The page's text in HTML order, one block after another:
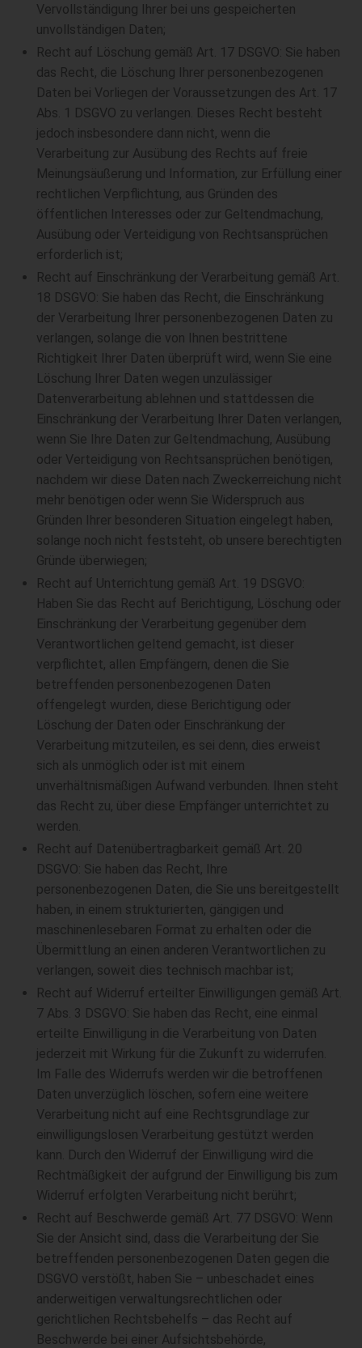
Vervollständigung Ihrer bei uns gespeicherten
unvollständigen Daten;
Recht auf Löschung gemäß Art. 17 DSGVO: Sie haben
das Recht, die Löschung Ihrer personenbezogenen
Daten bei Vorliegen der Voraussetzungen des Art. 17
Abs. 1 DSGVO zu verlangen. Dieses Recht besteht
jedoch insbesondere dann nicht, wenn die
Verarbeitung zur Ausübung des Rechts auf freie
Meinungsäußerung und Information, zur Erfüllung einer
rechtlichen Verpflichtung, aus Gründen des
öffentlichen Interesses oder zur Geltendmachung,
Ausübung oder Verteidigung von Rechtsansprüchen
erforderlich ist;
Recht auf Einschränkung der Verarbeitung gemäß Art.
18 DSGVO: Sie haben das Recht, die Einschränkung
der Verarbeitung Ihrer personenbezogenen Daten zu
verlangen, solange die von Ihnen bestrittene
Richtigkeit Ihrer Daten überprüft wird, wenn Sie eine
Löschung Ihrer Daten wegen unzulässiger
Datenverarbeitung ablehnen und stattdessen die
Einschränkung der Verarbeitung Ihrer Daten verlangen,
wenn Sie Ihre Daten zur Geltendmachung, Ausübung
oder Verteidigung von Rechtsansprüchen benötigen,
nachdem wir diese Daten nach Zweckerreichung nicht
mehr benötigen oder wenn Sie Widerspruch aus
Gründen Ihrer besonderen Situation eingelegt haben,
solange noch nicht feststeht, ob unsere berechtigten
Gründe überwiegen;
Recht auf Unterrichtung gemäß Art. 19 DSGVO:
Haben Sie das Recht auf Berichtigung, Löschung oder
Einschränkung der Verarbeitung gegenüber dem
Verantwortlichen geltend gemacht, ist dieser
verpflichtet, allen Empfängern, denen die Sie
betreffenden personenbezogenen Daten
offengelegt wurden, diese Berichtigung oder
Löschung der Daten oder Einschränkung der
Verarbeitung mitzuteilen, es sei denn, dies erweist
sich als unmöglich oder ist mit einem
unverhältnismäßigen Aufwand verbunden. Ihnen steht
das Recht zu, über diese Empfänger unterrichtet zu
werden.
Recht auf Datenübertragbarkeit gemäß Art. 20
DSGVO: Sie haben das Recht, Ihre
personenbezogenen Daten, die Sie uns bereitgestellt
haben, in einem strukturierten, gängigen und
maschinenlesebaren Format zu erhalten oder die
Übermittlung an einen anderen Verantwortlichen zu
verlangen, soweit dies technisch machbar ist;
Recht auf Widerruf erteilter Einwilligungen gemäß Art.
7 Abs. 3 DSGVO: Sie haben das Recht, eine einmal
erteilte Einwilligung in die Verarbeitung von Daten
jederzeit mit Wirkung für die Zukunft zu widerrufen.
Im Falle des Widerrufs werden wir die betroffenen
Daten unverzüglich löschen, sofern eine weitere
Verarbeitung nicht auf eine Rechtsgrundlage zur
einwilligungslosen Verarbeitung gestützt werden
kann. Durch den Widerruf der Einwilligung wird die
Rechtmäßigkeit der aufgrund der Einwilligung bis zum
Widerruf erfolgten Verarbeitung nicht berührt;
Recht auf Beschwerde gemäß Art. 77 DSGVO: Wenn
Sie der Ansicht sind, dass die Verarbeitung der Sie
betreffenden personenbezogenen Daten gegen die
DSGVO verstößt, haben Sie – unbeschadet eines
anderweitigen verwaltungsrechtlichen oder
gerichtlichen Rechtsbehelfs – das Recht auf
Beschwerde bei einer Aufsichtsbehörde,